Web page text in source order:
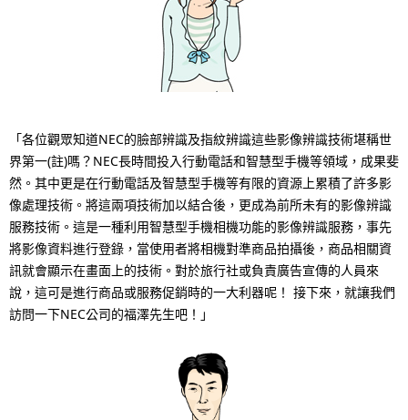
s
e
n
t
l
o
i
g
a
t
i
o
「各位觀眾知道NEC的臉部辨識及指紋辨識這些影像辨識技術堪稱世
界第一(註)嗎？NEC長時間投入行動電話和智慧型手機等領域，成果斐
然。其中更是在行動電話及智慧型手機等有限的資源上累積了許多影
像處理技術。將這兩項技術加以結合後，更成為前所未有的影像辨識
服務技術。這是一種利用智慧型手機相機功能的影像辨識服務，事先
將影像資料進行登錄，當使用者將相機對準商品拍攝後，商品相關資
訊就會顯示在畫面上的技術。對於旅行社或負責廣告宣傳的人員來
說，這可是進行商品或服務促銷時的一大利器呢！ 接下來，就讓我們
訪問一下NEC公司的福澤先生吧！」